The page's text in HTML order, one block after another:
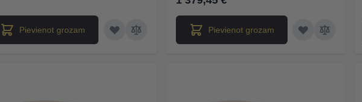
Pievienot grozam Pievienot grozam